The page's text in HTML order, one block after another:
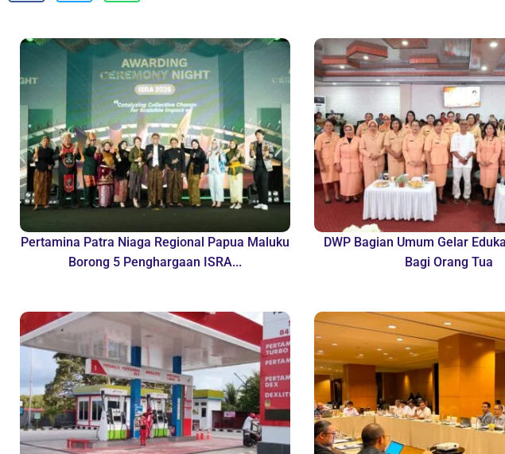
Pertamina Patra Niaga Regional Papua Maluku
Borong 5 Penghargaan ISRA...
DWP Bagian Umum Gelar
Bagi Orang Tua